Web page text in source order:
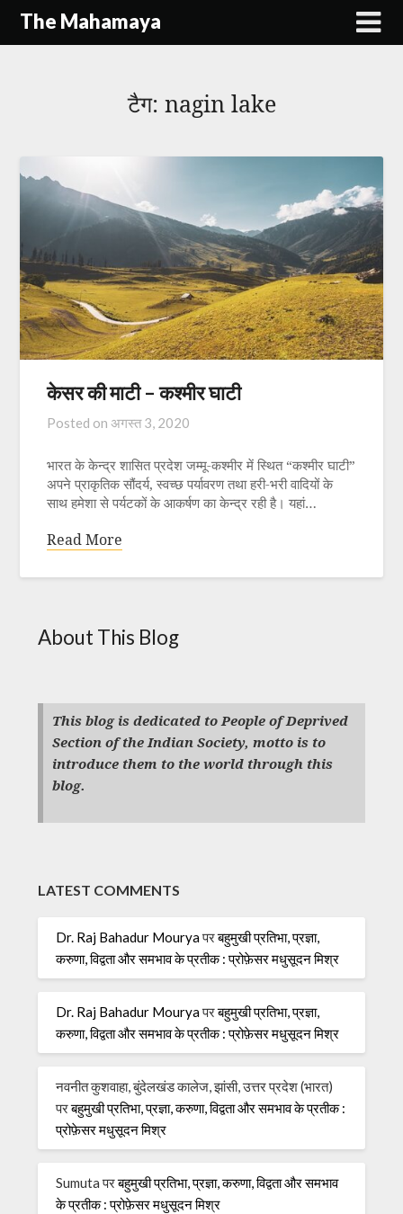
SkipThe Mahamaya
टैग: nagin lake
केसर की माटी – कश्मीर घाटी
Posted on अगस्त 3, 2020
भारत के केन्द्र शासित प्रदेश जम्मू-कश्मीर में स्थित “कश्मीर घाटी”
अपने प्राकृतिक सौंदर्य, स्वच्छ पर्यावरण तथा हरी-भरी वादियों के
साथ हमेशा से पर्यटकों के आकर्षण का केन्द्र रही है। यहां…
Read More
About This Blog
This blog is dedicated to People of Deprived
Section of the Indian Society, motto is to
introduce them to the world through this
blog.
LATEST COMMENTS
Dr. Raj Bahadur Mouryaपरबहुमुखी प्रतिभा, प्रज्ञा,
करुणा, विद्वता और समभाव के प्रतीक : प्रोफ़ेसर मधुसूदन मिश्र
Dr. Raj Bahadur Mouryaपरबहुमुखी प्रतिभा, प्रज्ञा,
करुणा, विद्वता और समभाव के प्रतीक : प्रोफ़ेसर मधुसूदन मिश्र
नवनीत कुशवाहा, बुंदेलखंड कालेज, झांसी, उत्तर प्रदेश (भारत)
परबहुमुखी प्रतिभा, प्रज्ञा, करुणा, विद्वता और समभाव के प्रतीक :
प्रोफ़ेसर मधुसूदन मिश्र
Sumutaपरबहुमुखी प्रतिभा, प्रज्ञा, करुणा, विद्वता और समभाव
के प्रतीक : प्रोफ़ेसर मधुसूदन मिश्र